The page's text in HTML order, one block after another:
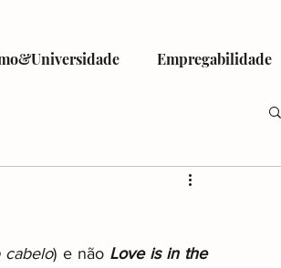
Empregabilidade
Autismo
cabelo) e não Love is in the